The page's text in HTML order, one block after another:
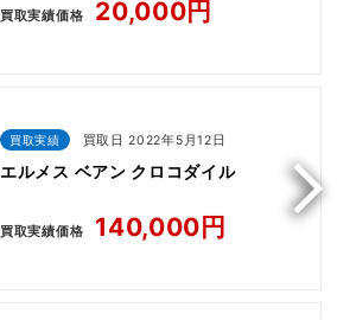
買取実績価格 20,000円
買取実績 買取日 2022年5月12日
エルメス ベアン クロコダイル
買取実績価格 140,000円